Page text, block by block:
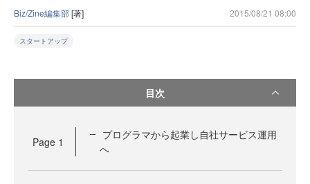
Biz/Zine編集部[著] 2015/08/21 08:00
スタートアップ
目次
Page 1
プログラマから起業し自社サービス運用
へ